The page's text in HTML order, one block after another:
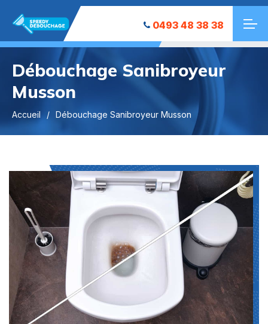
0493 48 38 38
Débouchage Sanibroyeur
Musson
Accueil Débouchage Sanibroyeur Musson